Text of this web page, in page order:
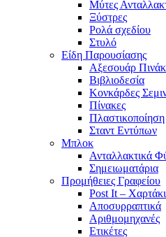
Μύτες
Ξύστρες
Ρολά σχεδίου
Στυλό
Είδη Παρουσίασης
Αξεσουάρ
Βιβλιοδεσία
Κονκάρδες
Πίνακες
Πλαστικοποίηση
Σταντ Εντύπων
Μπλοκ
Ανταλλακτικά
Σημειωματάρια
Προμήθειες Γραφείου
Post It –
Αποσυρραπτικά
Αριθμομηχανές
Ετικέτες